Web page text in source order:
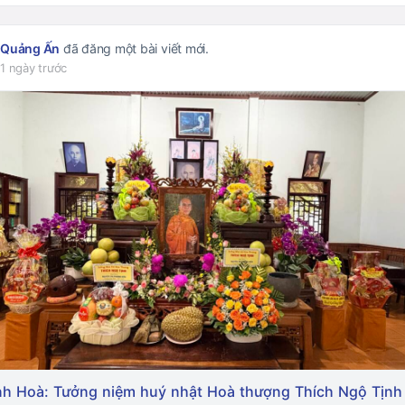
Quảng Ấn đã đăng một bài viết mới.
1 ngày trước
Hoà: Tưởng niệm huý nhật Hoà thượng Thích Ngộ